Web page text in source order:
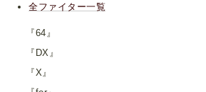
全ファイター一覧
『64』
『DX』
『X』